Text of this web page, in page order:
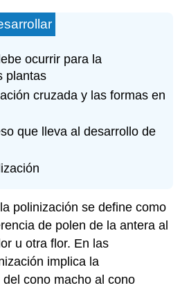
ocurrir para la
plantas
cruzada y las formas en
que lleva al desarrollo de
la polinización se define como
de polen de la antera al
u otra flor. En las
implica la
cono macho al cono